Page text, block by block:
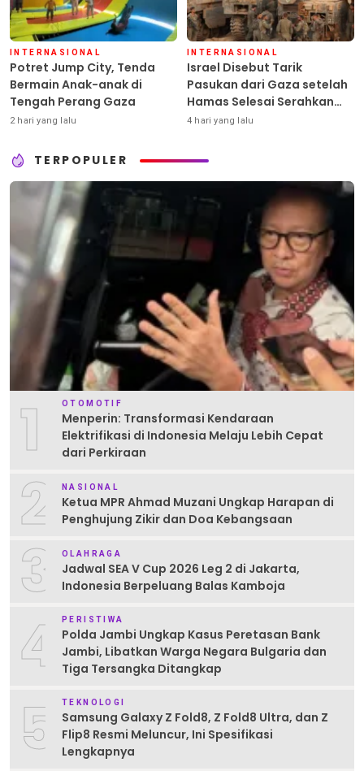
INTERNASIONAL
Potret Jump City, Tenda
Bermain Anak-anak di
Tengah Perang Gaza
2 hari yang lalu
INTERNASIONAL
Israel Disebut Tarik
Pasukan dari Gaza setelah
Hamas Selesai Serahkan
Senjata
4 hari yang lalu
TERPOPULER
1 OTOMOTIF
Menperin: Transformasi Kendaraan
Elektrifikasi di Indonesia Melaju Lebih Cepat
dari Perkiraan
2 NASIONAL
Ketua MPR Ahmad Muzani Ungkap Harapan di
Penghujung Zikir dan Doa Kebangsaan
3 OLAHRAGA
Jadwal SEA V Cup 2026 Leg 2 di Jakarta,
Indonesia Berpeluang Balas Kamboja
4 PERISTIWA
Polda Jambi Ungkap Kasus Peretasan Bank
Jambi, Libatkan Warga Negara Bulgaria dan
Tiga Tersangka Ditangkap
5 TEKNOLOGI
Samsung Galaxy Z Fold8, Z Fold8 Ultra, dan Z
Flip8 Resmi Meluncur, Ini Spesifikasi
Lengkapnya